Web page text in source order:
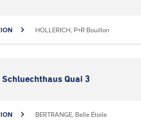
HOLLERICH, P+R Bouillon
Quai 3
BERTRANGE, Belle Étoile